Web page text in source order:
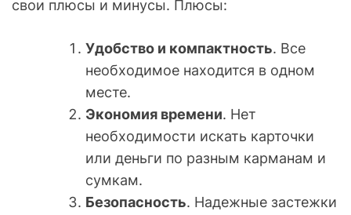
свои плюсы и минусы. Плюсы:
Удобство и компактность. Все
необходимое находится в одном
месте.
Экономия времени. Нет
необходимости искать карточки
или деньги по разным карманам и
сумкам.
Безопасность. Надежные застежки